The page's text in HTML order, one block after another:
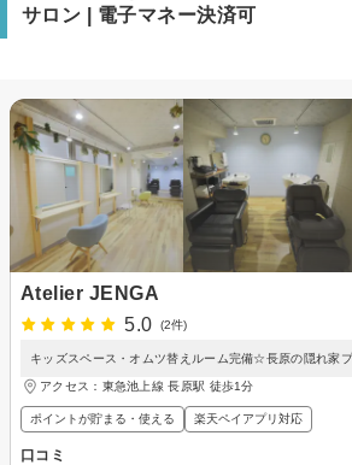
サロン | 電子マネー決済可
Atelier JENGA
5.0
(2件)
キッズスペース・オムツ替えルーム完備☆長原の隠れ家
アクセス：東急池上線 長原駅 徒歩1分
ポイントが貯まる・使える 楽天ペイアプリ対応
口コミ